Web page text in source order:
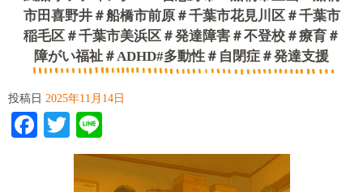
市田喜野井＃船橋市前原＃千葉市花見川区＃千葉市
稲毛区＃千葉市美浜区＃発達障害＃不登校＃療育＃
障がい福祉＃ADHD#多動性＃自閉症＃発達支援
投稿日 2025年11月14日
Facebook
Twitter